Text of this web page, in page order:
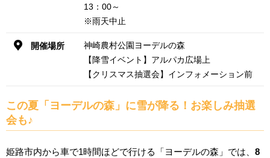
13：00～
※雨天中止
開催場所
神崎農村公園ヨーデルの森
【降雪イベント】アルパカ広場上
【クリスマス抽選会】インフォメーション前
この夏「ヨーデルの森」に雪が降る！お楽しみ抽選
会も♪
姫路市内から車で1時間ほどで行ける「ヨーデルの森」では、8